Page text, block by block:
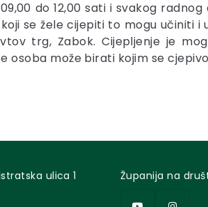
do 12,00 sati i svakog
se žele cijepiti to mogu učiniti i
trg, Zabok. Cijepljenje je
osoba može birati kojim se
ulica 1
Županija na